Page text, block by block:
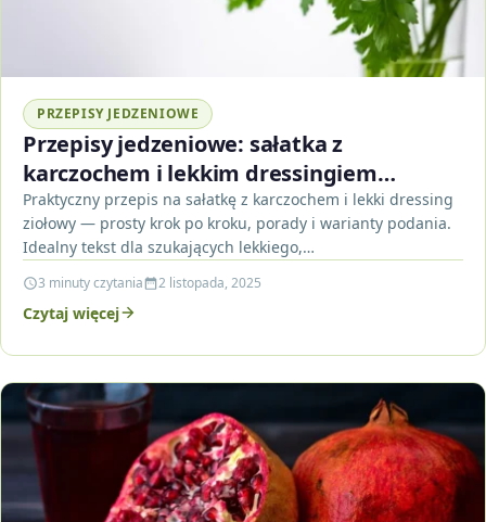
PRZEPISY JEDZENIOWE
Przepisy jedzeniowe: sałatka z
karczochem i lekkim dressingiem
ziołowym
Praktyczny przepis na sałatkę z karczochem i lekki dressing
ziołowy — prosty krok po kroku, porady i warianty podania.
Idealny tekst dla szukających lekkiego,…
3 minuty czytania 2 listopada, 2025
Czytaj więcej